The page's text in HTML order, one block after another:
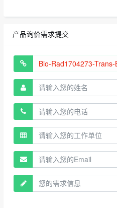
产品询价需求提交